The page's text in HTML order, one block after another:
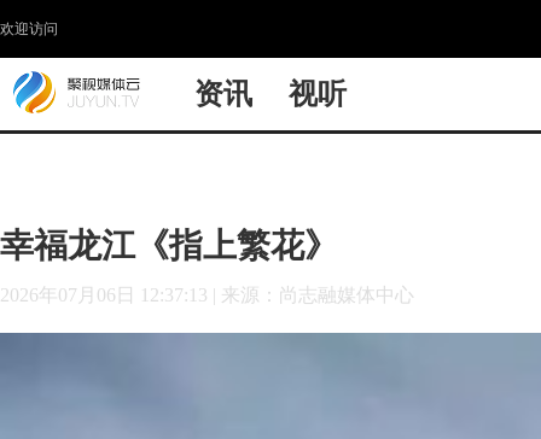
欢迎访问
资讯 视听
幸福龙江《指上繁花》
2026年07月06日 12:37:13 | 来源：尚志融媒体中心